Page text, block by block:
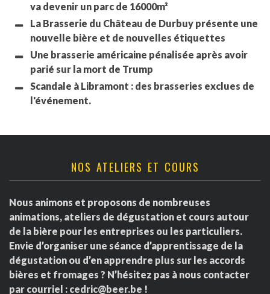
va devenir un parc de 16000m²
La Brasserie du Château de Durbuy présente une
nouvelle bière et de nouvelles étiquettes
Une brasserie américaine pénalisée après avoir
parié sur la mort de Trump
Scandale à Libramont : des brasseries exclues de
l'événement.
NOS ATELIERS ET COURS
Nous animons et proposons de nombreuses
animations, ateliers de dégustation et cours autour
de la bière pour les entreprises ou les particuliers.
Envie d’organiser une séance d’apprentissage de la
dégustation ou d’en apprendre plus sur les accords
bières et fromages ? N’hésitez pas à nous contacter
par courriel : cedric@beer.be !